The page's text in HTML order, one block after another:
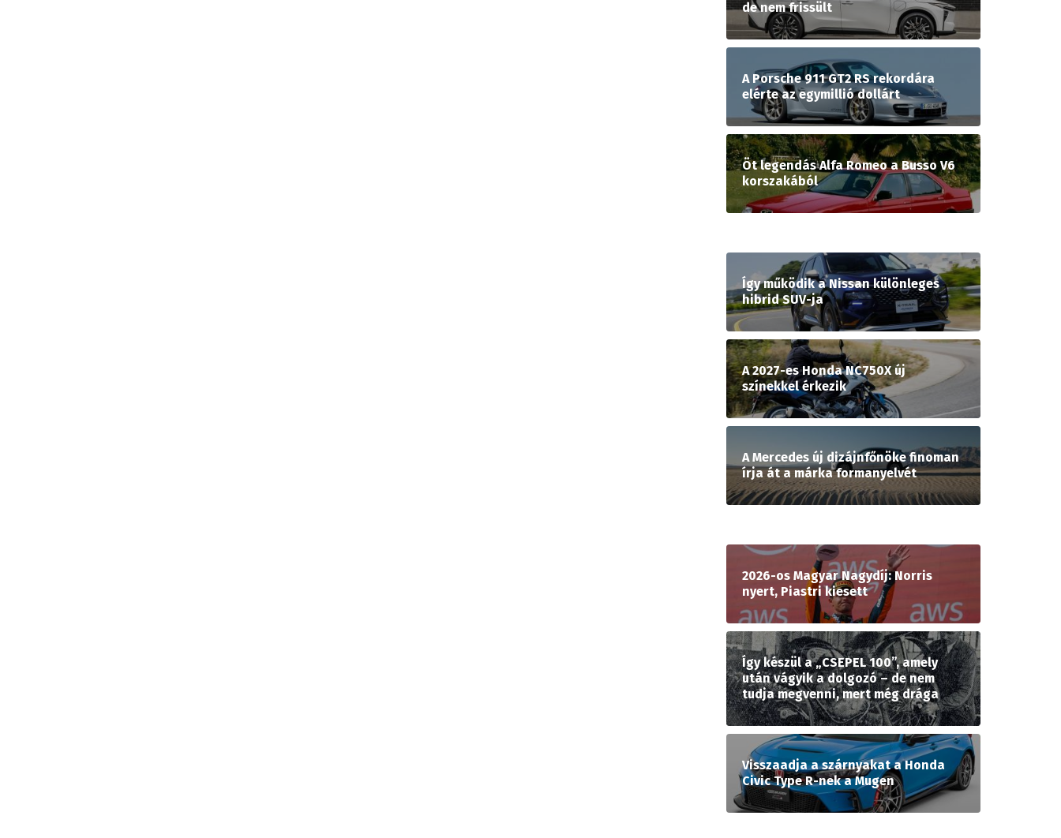
de nem frissült
A Porsche 911 GT2 RS rekordára
elérte az egymillió dollárt
Öt legendás Alfa Romeo a Busso V6
korszakából
Így működik a Nissan különleges
hibrid SUV-ja
A 2027-es Honda NC750X új
színekkel érkezik
A Mercedes új dizájnfőnöke finoman
írja át a márka formanyelvét
2026-os Magyar Nagydíj: Norris
nyert, Piastri kiesett
Így készül a „CSEPEL 100”, amely
után vágyik a dolgozó – de nem
tudja megvenni, mert még drága
Visszaadja a szárnyakat a Honda
Civic Type R-nek a Mugen